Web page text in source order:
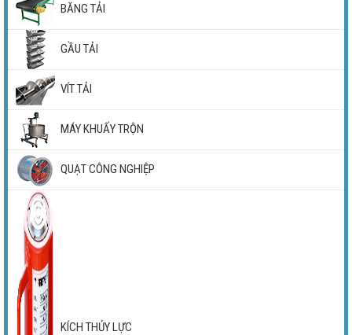
BĂNG TẢI
GẦU TẢI
VÍT TẢI
MÁY KHUẤY TRỘN
QUẠT CÔNG NGHIỆP
KÍCH THỦY LỰC